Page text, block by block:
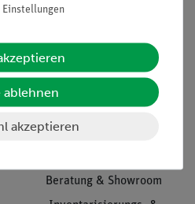
Service
Beratung & Showroom
ablehnen
akzeptieren